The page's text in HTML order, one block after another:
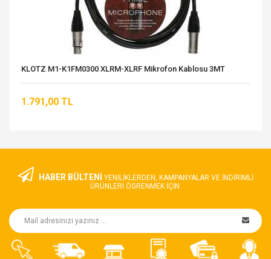
KLOTZ M1-K1FM0300 XLRM-XLRF Mikrofon Kablosu 3MT
1.791,00 TL
HABER BÜLTENİ YENILIKLERDEN, KAMPANYALAR VE INDIRIMLI
ÜRÜNLERI ÖGRENMEK IÇIN.